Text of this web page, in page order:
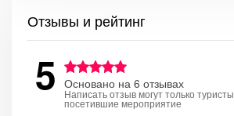
Отзывы и рейтинг
5 Основано на 6 отзывах
Написать отзыв могут только туристы
посетившие мероприятие